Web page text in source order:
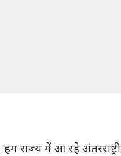
राज्य में आ रहे